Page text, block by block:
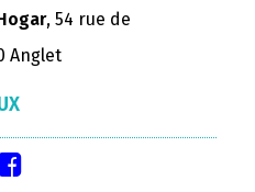
, 54 rue de
Anglet